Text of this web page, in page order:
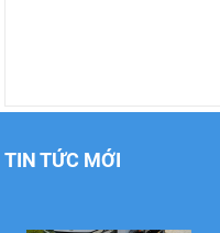
TIN TỨC MỚI